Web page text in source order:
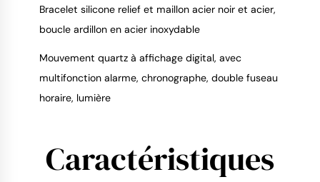
Bracelet silicone relief et maillon acier noir et acier,
boucle ardillon en acier inoxydable
Mouvement quartz à affichage digital, avec
multifonction alarme, chronographe, double fuseau
horaire, lumière
Caractéristiques